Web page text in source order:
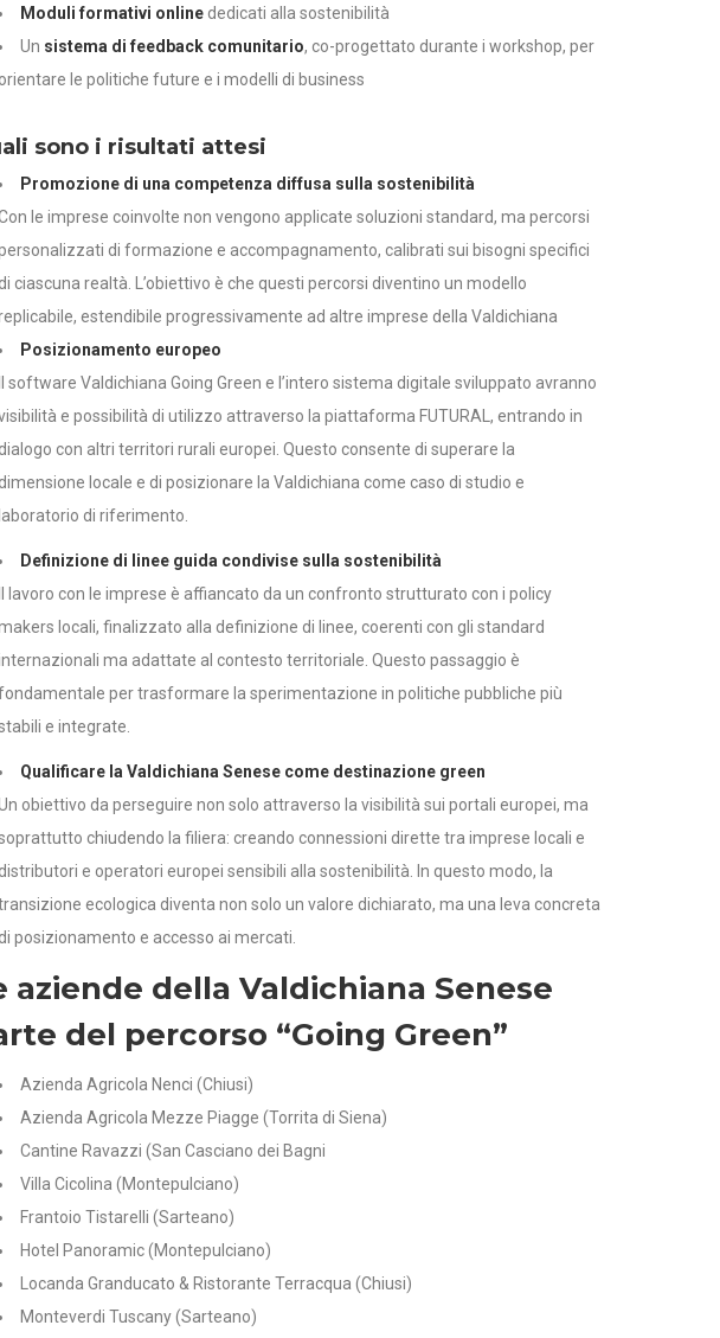
Moduli formativi onlinededicati alla sostenibilità
Un sistema di feedback comunitario, co-progettato durante i workshop, per
orientare le politiche future e i modelli di business
sono i risultati attesi
Promozione di una competenza diffusa sulla sostenibilità
le imprese coinvolte non vengono applicate soluzioni standard, ma percorsi
di formazione e accompagnamento, calibrati sui bisogni specifici
di ciascuna realtà. L’obiettivo è che questi percorsi diventino un modello
estendibile progressivamente ad altre imprese della Valdichiana
Posizionamento europeo
Il software Valdichiana Going Green e l’intero sistema digitale sviluppato avranno
e possibilità di utilizzo attraverso la piattaforma FUTURAL, entrando in
dialogo con altri territori rurali europei. Questo consente di superare la
dimensione locale e di posizionare la Valdichiana come caso di studio e
laboratorio di riferimento.
Definizione di linee guida condivise sulla sostenibilità
Il lavoro con le imprese è affiancato da un confronto strutturato con i policy
locali, finalizzato alla definizione di linee, coerenti con gli standard
ma adattate al contesto territoriale. Questo passaggio è
per trasformare la sperimentazione in politiche pubbliche più
e integrate.
Qualificare la Valdichiana Senese come destinazione green
obiettivo da perseguire non solo attraverso la visibilità sui portali europei, ma
chiudendo la filiera: creando connessioni dirette tra imprese locali e
distributori e operatori europei sensibili alla sostenibilità. In questo modo, la
ecologica diventa non solo un valore dichiarato, ma una leva concreta
di posizionamento e accesso ai mercati.
aziende della Valdichiana Senese
del percorso “Going Green”
Azienda Agricola Nenci (Chiusi)
Azienda Agricola Mezze Piagge (Torrita di Siena)
Cantine Ravazzi (San Casciano dei Bagni
Villa Cicolina (Montepulciano)
Frantoio Tistarelli (Sarteano)
Hotel Panoramic (Montepulciano)
Locanda Granducato & Ristorante Terracqua (Chiusi)
Monteverdi Tuscany (Sarteano)